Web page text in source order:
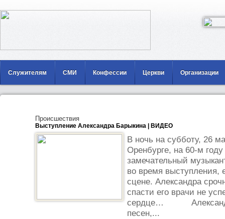
Служителям СМИ Конфессии Церкви Организации
Происшествия
Выступление Александра Барыкина | ВИДЕО
В ночь на субботу, 26
Оренбурге, на 60-м
замечательный
во время выступления,
сцене. Александра
спасти его врачи не
сердце… Александр
песен,...